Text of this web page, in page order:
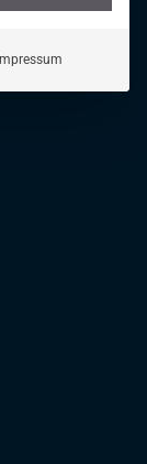
1996.
Impressum